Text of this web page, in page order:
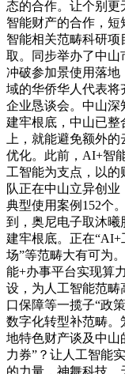
态的合作。让个别更
智能财产的合作，
智能相关范畴科研项
取。同步举办了中山
冲破参加景使用落地
域的华侨华人代表将
企业恳谈会。中山深
建牢根底，中山已整
上，就能避免额外
优化。此前，AI+智
工智能为支点，以的
队正在中山立异创业
典型使用案例152个
到，奥尼电子取沐曦
建牢根底。正在“AI+
场”等范畴大有可为
能+办事平台实现算
设，为人工智能范畴
口保障等一揽子“政
数字化转型补范畴。
地特色财产谈及中山
力券”？让人工智能
的力量，神舞科技、